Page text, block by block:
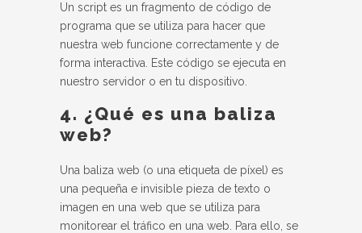
Un script es un fragmento de código de
programa que se utiliza para hacer que
nuestra web funcione correctamente y de
forma interactiva. Este código se ejecuta en
nuestro servidor o en tu dispositivo.
4. ¿Qué es una baliza
web?
Una baliza web (o una etiqueta de píxel) es
una pequeña e invisible pieza de texto o
imagen en una web que se utiliza para
monitorear el tráfico en una web. Para ello, se